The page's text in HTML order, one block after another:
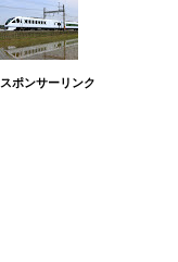
スポンサーリンク